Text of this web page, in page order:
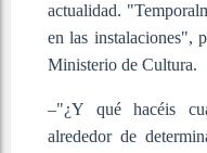
actualidad.
en las instalaciones",
Ministerio de Cultura.
–"¿Y qué hacéis
alrededor de